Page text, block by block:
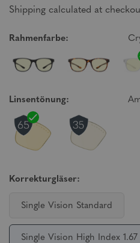
Shipping calculated at
Rahmenfarbe:
Linsentönung:
Korrekturgläser:
Single Vision Standard
Single Vision High Index 1.67